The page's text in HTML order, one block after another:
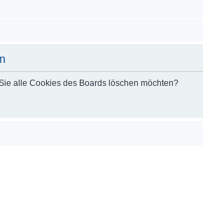
alle Cookies des Boards löschen möchten?